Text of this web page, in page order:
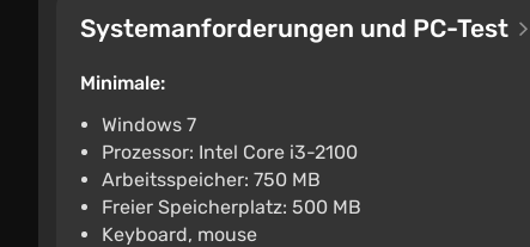
Systemanforderungen und PC-Test
Minimale:
Windows 7
Prozessor: Intel Core i3-2100
Arbeitsspeicher: 750 MB
Freier Speicherplatz: 500 MB
Keyboard, mouse